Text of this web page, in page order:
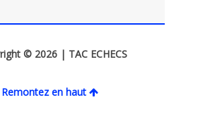
© 2026 | TAC ECHECS
Remontez en haut